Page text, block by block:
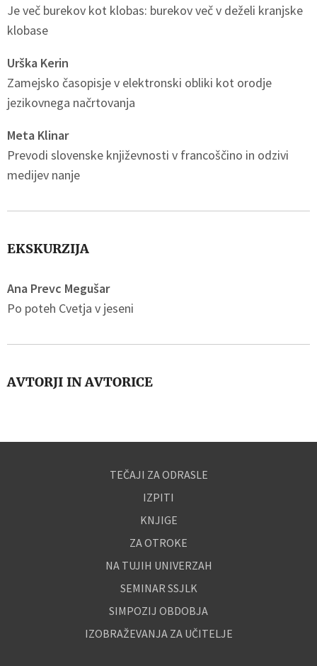
Je več burekov kot klobas: burekov več v deželi kranjske
klobase
Urška Kerin
Zamejsko časopisje v elektronski obliki kot orodje
jezikovnega načrtovanja
Meta Klinar
Prevodi slovenske književnosti v francoščino in odzivi
medijev nanje
EKSKURZIJA
Ana Prevc Megušar
Po poteh Cvetja v jeseni
AVTORJI IN AVTORICE
TEČAJI ZA ODRASLE
IZPITI
KNJIGE
ZA OTROKE
NA TUJIH UNIVERZAH
SEMINAR SSJLK
SIMPOZIJ OBDOBJA
IZOBRAŽEVANJA ZA UČITELJE